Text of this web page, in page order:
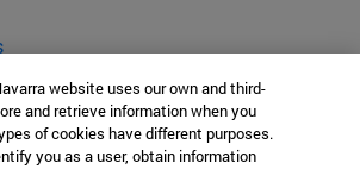
y Arte Navarro
website uses our own and third-
and retrieve information when you
of cookies have different purposes.
you as a user, obtain information